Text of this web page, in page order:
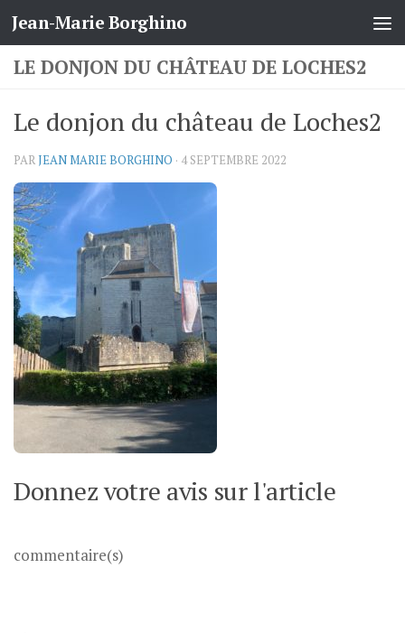
Skip to content
Jean-Marie Borghino
LE DONJON DU CHÂTEAU DE LOCHES2
Le donjon du château de Loches2
PARJEAN MARIE BORGHINO · 4 SEPTEMBRE 2022
Donnez votre avis sur l'article
commentaire(s)